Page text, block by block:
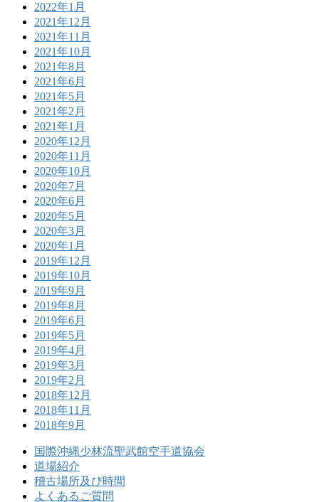
2022年1月
2021年12月
2021年11月
2021年10月
2021年8月
2021年6月
2021年5月
2021年2月
2021年1月
2020年12月
2020年11月
2020年10月
2020年7月
2020年6月
2020年5月
2020年3月
2020年1月
2019年12月
2019年10月
2019年9月
2019年8月
2019年6月
2019年5月
2019年4月
2019年3月
2019年2月
2018年12月
2018年11月
2018年9月
国際沖縄少林流聖武館空手道協会
道場紹介
稽古場所及び時間
よくあるご質問